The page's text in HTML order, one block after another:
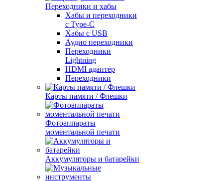
Переходники и хабы
Хабы и переходники
с Type-C
Хабы с USB
Аудио переходники
Переходники
Lightning
HDMI адаптер
Переходники
Карты памяти / Флешки
Фотоаппараты
моментальной печати
Аккумуляторы и батарейки